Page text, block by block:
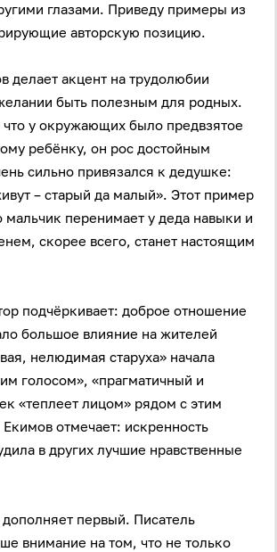
глазами. Приведу примеры из
авторскую позицию.
делает акцент на трудолюбии
быть полезным для родных.
что у окружающих было предвзятое
ребёнку, он рос достойным
сильно привязался к дедушке:
– старый да малый». Этот пример
мальчик перенимает у деда навыки и
скорее всего, станет настоящим
подчёркивает: доброе отношение
большое влияние на жителей
нелюдимая старуха» начала
голосом», «прагматичный и
«теплеет лицом» рядом с этим
отмечает: искренность
в других лучшие нравственные
первый. Писатель
внимание на том, что не только